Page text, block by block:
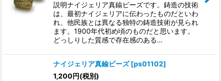
説明ナイジェリア真鍮ビーズです。鋳造の技術
は、最初ナイジェリアに伝わったものだといわ
れ、他民族とは異なる独特の鋳造技術が見られ
ます。1900年代初め頃のものだと思います。
どっしりした質感で存在感のある…
ナイジェリア真鍮ビーズ [ps01102]
1,200円(税別)